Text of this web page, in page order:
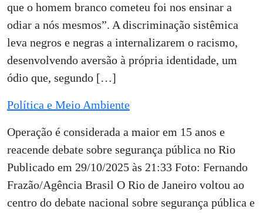
que o homem branco cometeu foi nos ensinar a
odiar a nós mesmos”. A discriminação sistêmica
leva negros e negras a internalizarem o racismo,
desenvolvendo aversão à própria identidade, um
ódio que, segundo […]
Política e Meio Ambiente
Operação é considerada a maior em 15 anos e
reacende debate sobre segurança pública no Rio
Publicado em 29/10/2025 às 21:33 Foto: Fernando
Frazão/Agência Brasil O Rio de Janeiro voltou ao
centro do debate nacional sobre segurança pública e